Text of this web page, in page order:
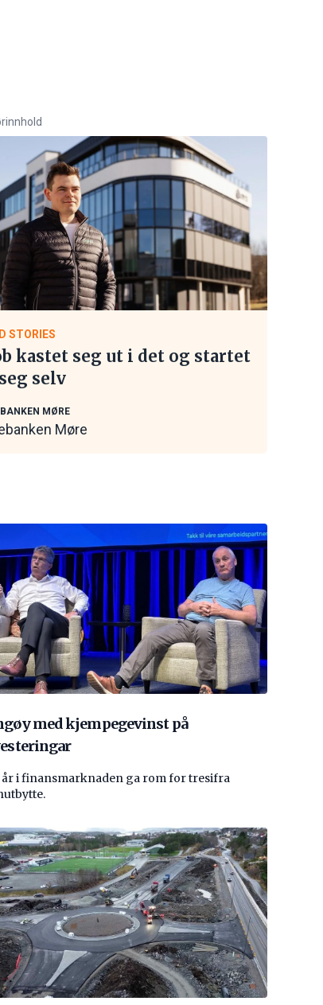
STORIES
kastet seg ut i det og startet
selv
MØRE
Møre
med kjempegevinst på
år i finansmarknaden ga rom for tresifra